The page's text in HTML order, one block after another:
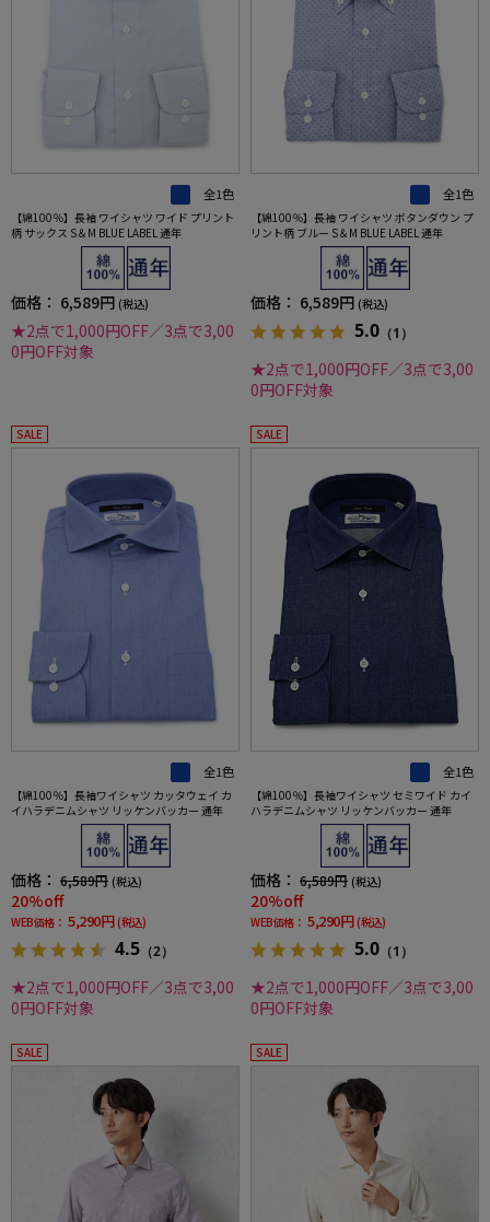
全1色
【綿100％】長袖 ワイシャツ ワイド プリント
柄 サックス S＆M BLUE LABEL 通年
価格： 6,589円 (税込)
★2点で1,000円OFF／3点で3,00
0円OFF対象
全1色
【綿100％】長袖 ワイシャツ ボタンダウン プ
リント柄 ブルー S＆M BLUE LABEL 通年
価格： 6,589円 (税込)
5.0 （1）
★2点で1,000円OFF／3点で3,00
0円OFF対象
SALE
全1色
【綿100％】長袖ワイシャツ カッタウェイ カ
イハラデニムシャツ リッケンバッカー 通年
価格： 6,589円 (税込)
20%off
WEB価格： 5,290円 (税込)
4.5 （2）
★2点で1,000円OFF／3点で3,00
0円OFF対象
SALE
全1色
【綿100％】長袖ワイシャツ セミワイド カイ
ハラデニムシャツ リッケンバッカー 通年
価格： 6,589円 (税込)
20%off
WEB価格： 5,290円 (税込)
5.0 （1）
★2点で1,000円OFF／3点で3,00
0円OFF対象
SALE SALE